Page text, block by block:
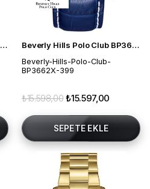
Beverly Hills Polo Club BP3662X.131 Erkek Kol Saati Beverly Hills Polo Club BP3662X.399 Erkek Kol Saati
Beverly-Hills-Polo-Club-
BP3662X-399
₺15.597,00
₺15.598,00
SEPETE EKLE